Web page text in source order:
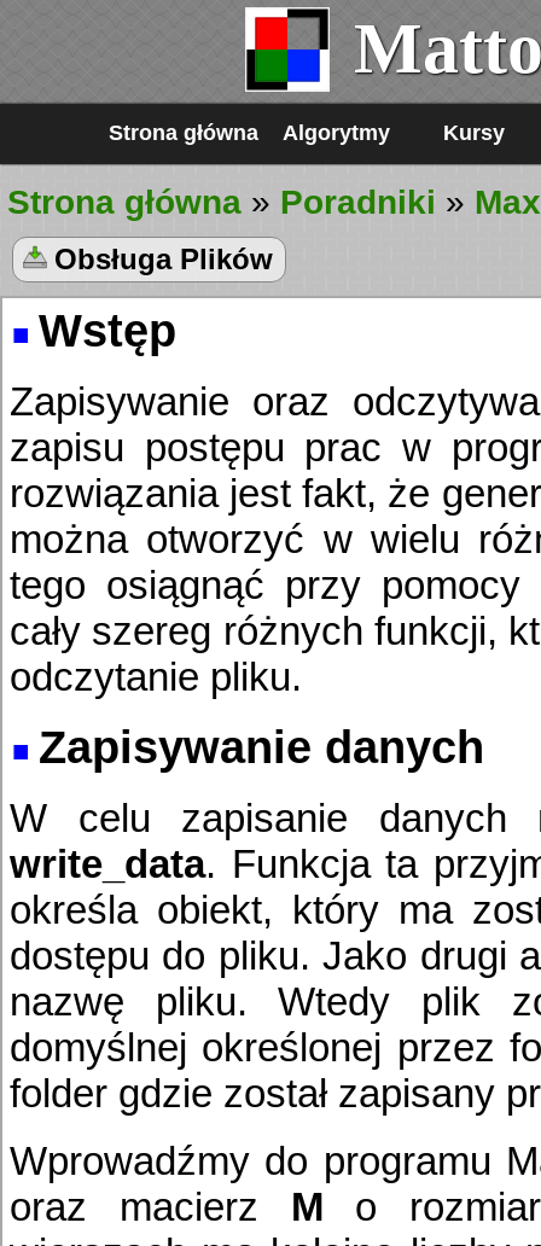
Strona główna Algorytmy Kursy
Strona główna » Poradniki »
Obsługa Plików
Wstęp
Zapisywanie oraz
zapisu postępu prac w
rozwiązania jest fakt, że
można otworzyć w wielu
tego osiągnąć przy pomocy
cały szereg różnych funkcji,
odczytanie pliku.
Zapisywanie danych
W celu zapisanie danych
write_data. Funkcja ta
określa obiekt, który ma
dostępu do pliku. Jako drugi
nazwę pliku. Wtedy plik
domyślnej określonej przez
folder gdzie został zapisany
Wprowadźmy do programu
oraz macierz M o